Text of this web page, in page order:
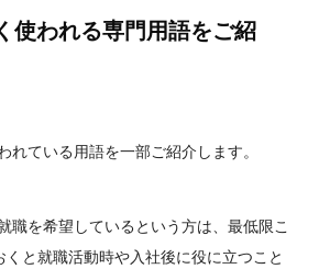
使われる専門用語をご紹
れている用語を一部ご紹介します。
職を希望しているという方は、最低限こ
と就職活動時や入社後に役に立つこと